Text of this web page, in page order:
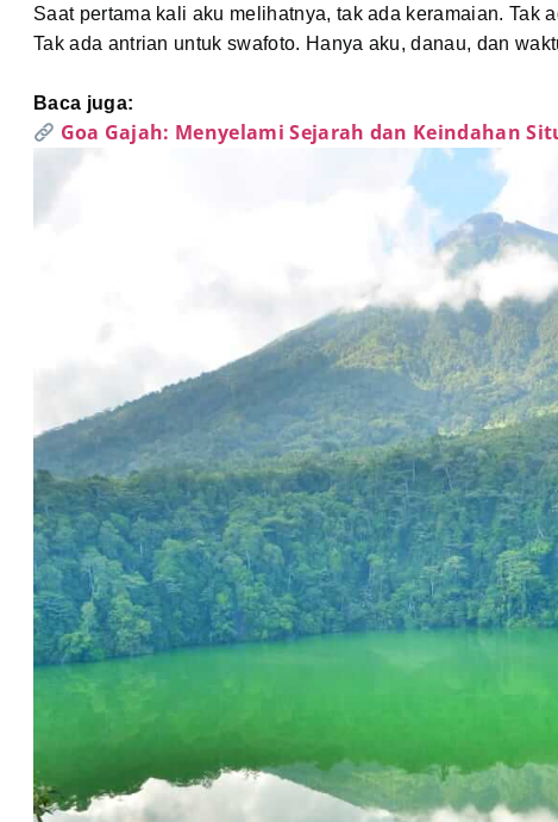
Saat pertama kali aku melihatnya, tak ada keramaian. Tak
Tak ada antrian untuk swafoto. Hanya aku, danau, dan
Baca juga:
Goa Gajah: Menyelami Sejarah dan Keindahan